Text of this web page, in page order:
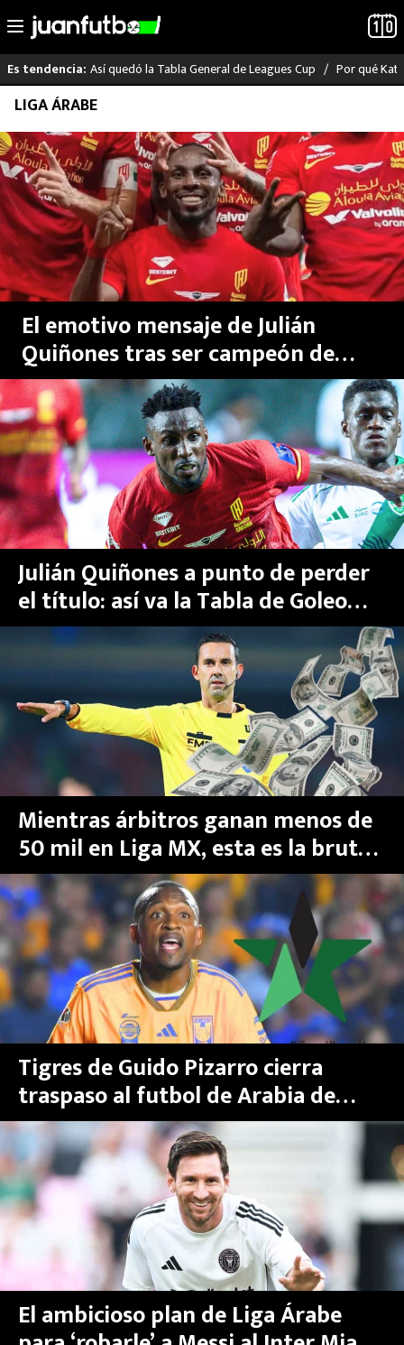
Saltar
contenido
Es tendencia: Así quedó la Tabla General de Leagues Cup Por qué
LO ÚLTIMO
LIGA MX
RAYADOS
PUMAS
ATLANTE
SELECCIÓN MEXICANA
FUTBOL INTERNACIONAL
MEXICANOS EN EL EXTRANJERO
FUTBOL ESTUFA
FÓRMULA 1
BOXEO
LIGA MX
NFL
LIGA ÁRABE
El emotivo mensaje de Julián
Quiñones tras ser campeón de
goleo en la Liga de Arabia
Julián Quiñones a punto de perder
el título: así va la Tabla de Goleo
con Cristiano Ronaldo e Ivan Toney
Mientras árbitros ganan menos de
50 mil en Liga MX, esta es la brutal
cifra que les pagan por pitar en la
Liga Árabe
Tigres de Guido Pizarro cierra
traspaso al futbol de Arabia de
internacional jugador y al Mazatlán
no le agrada: Samir Caetano
El ambicioso plan de Liga Árabe